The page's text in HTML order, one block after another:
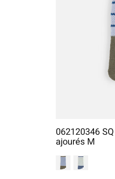
062120346
ajourés M